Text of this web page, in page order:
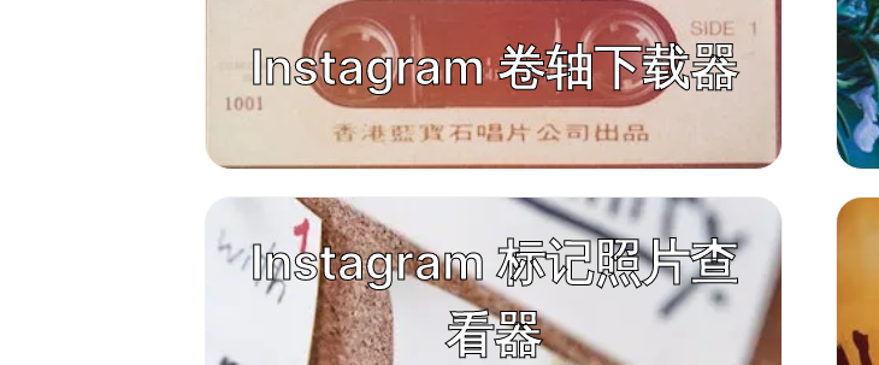
Instagram 卷轴下载器
Instagram 标记照片查
看器